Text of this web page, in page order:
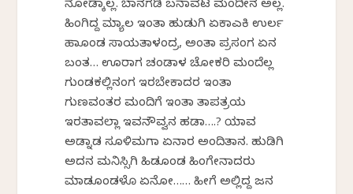
ನೋಡಾಕ್ಕೆಲ್ಲ. ಬಾನಗಡಿ ಬನಾವಟ ಮಂದೀನ ಅಲ್ಲ.
ಹಿಂಗಿದ್ದ ಮ್ಯಾಲ ಇಂತಾ ಹುಡುಗಿ ಏಕಾಎಕಿ ಉರ್ಲ
ಹಾಕೊಂಡ ಸಾಯತಾಳಂದ್ರ, ಅಂತಾ ಪ್ರಸಂಗ ಏನ
ಬಂತ… ಊರಾಗ ಚಂಡಾಳ ಚೋಕರಿ ಮಂದೆಲ್ಲ
ಗುಂಡಕಲ್ಲಿನಂಗ ಇರಬೇಕಾದರ ಇಂತಾ
ಗುಣವಂತರ ಮಂದಿಗೆ ಇಂತಾ ತಾಪತ್ರಯ
ಇರತಾವಲ್ಲಾ ಇವನೌವ್ವನ ಹಡಾ….? ಯಾವ
ಅಡ್ನಾಡ ಸೂಳಿಮಗಾ ಏನಾರ ಅಂದಿತಾನ. ಹುಡಿಗಿ
ಅದನ ಮನಿಸ್ಸಿಗಿ ಹಿಡಕೊಂಡ ಹಿಂಗೇನಾದರು
ಮಾಡಕೊಂಡಳೊ ಏನೋ…… ಹೀಗೆ ಅಲ್ಲಿದ್ದ ಜನ